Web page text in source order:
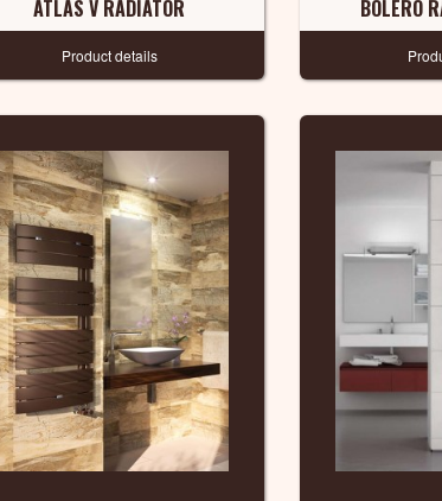
ATLAS V RADIATOR
Product details
BOLERO